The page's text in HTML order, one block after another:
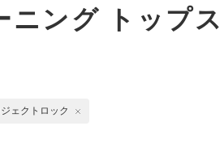
ニング トップス
ェクトロック